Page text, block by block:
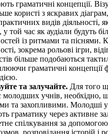
граматичні концепції.
користі з яскравих
видів діяльності,
у той час як аудіали будуть
із ритмами та піснями.
зокрема рольові ігри,
більше подобаються
граматичні концепції
та залучайте. Для того
молодших учнів, необхідно,
та захопливими. Молодші
граматику через активне
спілкування за
розповідання історій і